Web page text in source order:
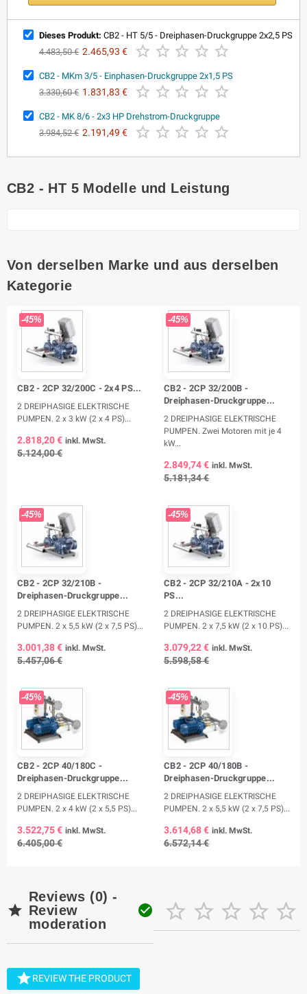
Dieses Produkt: CB2 - HT 5/5 - Dreiphasen-Druckgruppe 2x2,5 PS
4.483,50 € 2.465,93 €     
CB2 - MKm 3/5 - Einphasen-Druckgruppe 2x1,5 PS
3.330,60 € 1.831,83 €     
CB2 - MK 8/6 - 2x3 HP Drehstrom-Druckgruppe
3.984,52 € 2.191,49 €     
CB2 - HT 5 Modelle und Leistung
Von derselben Marke und aus derselben
Kategorie
-45%
CB2 - 2CP 32/200C - 2x4 PS...
2 DREIPHASIGE ELEKTRISCHE
PUMPEN. 2 x 3 kW (2 x 4 PS)...
2.818,20 € inkl. MwSt.
5.124,00 €
-45%
CB2 - 2CP 32/200B -
Dreiphasen-Druckgruppe...
2 DREIPHASIGE ELEKTRISCHE
PUMPEN. Zwei Motoren mit je 4
kW...
2.849,74 € inkl. MwSt.
5.181,34 €
-45%
CB2 - 2CP 32/210B -
Dreiphasen-Druckgruppe...
2 DREIPHASIGE ELEKTRISCHE
PUMPEN. 2 x 5,5 kW (2 x 7,5 PS)...
3.001,38 € inkl. MwSt.
5.457,06 €
-45%
CB2 - 2CP 32/210A - 2x10
PS...
2 DREIPHASIGE ELEKTRISCHE
PUMPEN. 2 x 7,5 kW (2 x 10 PS)...
3.079,22 € inkl. MwSt.
5.598,58 €
-45%
CB2 - 2CP 40/180C -
Dreiphasen-Druckgruppe...
2 DREIPHASIGE ELEKTRISCHE
PUMPEN. 2 x 4 kW (2 x 5,5 PS)...
3.522,75 € inkl. MwSt.
6.405,00 €
-45%
CB2 - 2CP 40/180B -
Dreiphasen-Druckgruppe...
2 DREIPHASIGE ELEKTRISCHE
PUMPEN. 2 x 5,5 kW (2 x 7,5 PS)...
3.614,68 € inkl. MwSt.
6.572,14 €

Reviews (0) -
Review
moderation
     
REVIEW THE PRODUCT